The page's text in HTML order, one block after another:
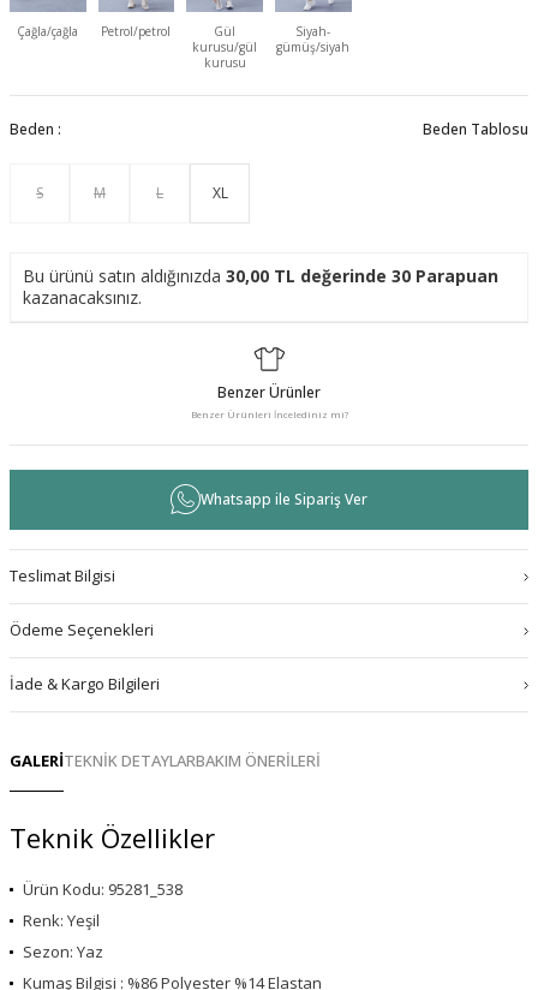
GALERİTEKNİK DETAYLARBAKIM ÖNERİLERİ
Teknik Özellikler
Ürün Kodu: 95281_538
Renk: Yeşil
Sezon: Yaz
Kumaş Bilgisi : %86 Polyester %14 Elastan
Çağla/çağla Petrol/petrol
Gül
kurusu/gül
kurusu
Siyah-
gümüş/siyah
Beden : Beden Tablosu
S M L XL
Bu ürünü satın aldığınızda 30,00 TL değerinde 30 Parapuan
kazanacaksınız.
Benzer Ürünler
Benzer Ürünleri İncelediniz mi?
Whatsapp ile Sipariş Ver
Teslimat Bilgisi
Ödeme Seçenekleri
İade & Kargo Bilgileri